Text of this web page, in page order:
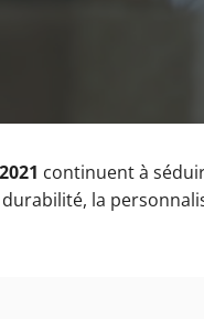
continuent à
la